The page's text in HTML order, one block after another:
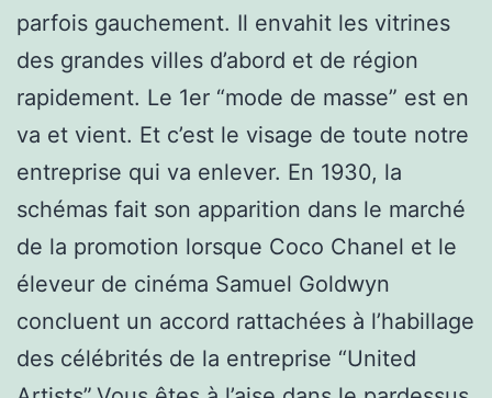
parfois gauchement. Il envahit les vitrines
des grandes villes d’abord et de région
rapidement. Le 1er “mode de masse” est en
va et vient. Et c’est le visage de toute notre
entreprise qui va enlever. En 1930, la
schémas fait son apparition dans le marché
de la promotion lorsque Coco Chanel et le
éleveur de cinéma Samuel Goldwyn
concluent un accord rattachées à l’habillage
des célébrités de la entreprise “United